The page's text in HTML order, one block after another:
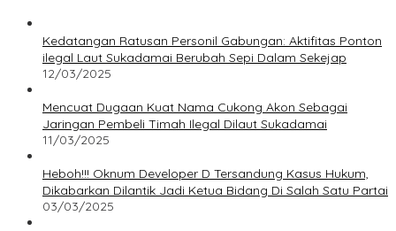
Kedatangan Ratusan Personil Gabungan: Aktifitas Ponton
ilegal Laut Sukadamai Berubah Sepi Dalam Sekejap
12/03/2025
Mencuat Dugaan Kuat Nama Cukong Akon Sebagai
Jaringan Pembeli Timah Ilegal Dilaut Sukadamai
11/03/2025
Heboh!!! Oknum Developer D Tersandung Kasus Hukum,
Dikabarkan Dilantik Jadi Ketua Bidang Di Salah Satu Partai
03/03/2025